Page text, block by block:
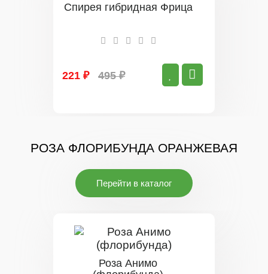
Спирея гибридная Фрица
221 ₽ 495 ₽
РОЗА ФЛОРИБУНДА ОРАНЖЕВАЯ
Перейти в каталог
Роза Анимо